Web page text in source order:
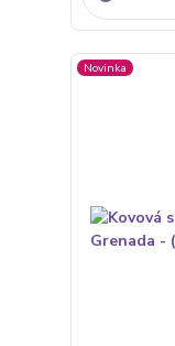
Novinka